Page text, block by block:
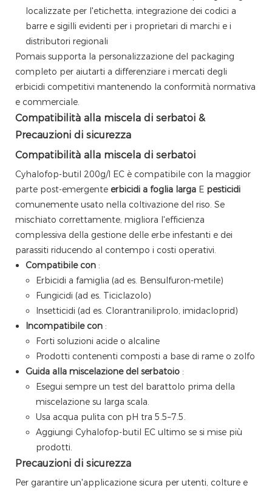
localizzate per l'etichetta, integrazione dei codici a
barre e sigilli evidenti per i proprietari di marchi e i
distributori regionali
Pomais supporta la personalizzazione del packaging
completo per aiutarti a differenziare i mercati degli
erbicidi competitivi mantenendo la conformità normativa
e commerciale.
Compatibilità alla miscela di serbatoi &
Precauzioni di sicurezza
Compatibilità alla miscela di serbatoi
Cyhalofop-butil 200g/l EC è compatibile con la maggior
parte post-emergente erbicidi a foglia larga E pesticidi
comunemente usato nella coltivazione del riso. Se
mischiato correttamente, migliora l'efficienza
complessiva della gestione delle erbe infestanti e dei
parassiti riducendo al contempo i costi operativi.
Compatibile con :
Erbicidi a famiglia (ad es. Bensulfuron-metile)
Fungicidi (ad es. Ticiclazolo)
Insetticidi (ad es. Clorantraniliprolo, imidacloprid)
Incompatibile con :
Forti soluzioni acide o alcaline
Prodotti contenenti composti a base di rame o zolfo
Guida alla miscelazione del serbatoio :
Esegui sempre un test del barattolo prima della
miscelazione su larga scala.
Usa acqua pulita con pH tra 5.5–7.5.
Aggiungi Cyhalofop-butil EC ultimo se si mise più
prodotti.
Precauzioni di sicurezza
Per garantire un'applicazione sicura per utenti, colture e